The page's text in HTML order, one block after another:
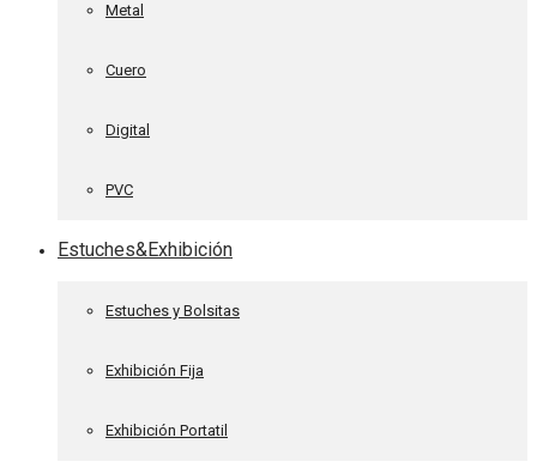
Metal
Cuero
Digital
PVC
Estuches&Exhibición
Estuches y Bolsitas
Exhibición Fija
Exhibición Portatil